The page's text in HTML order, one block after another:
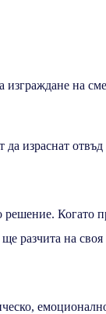
на
израснат отвъд
Когато
разчита на